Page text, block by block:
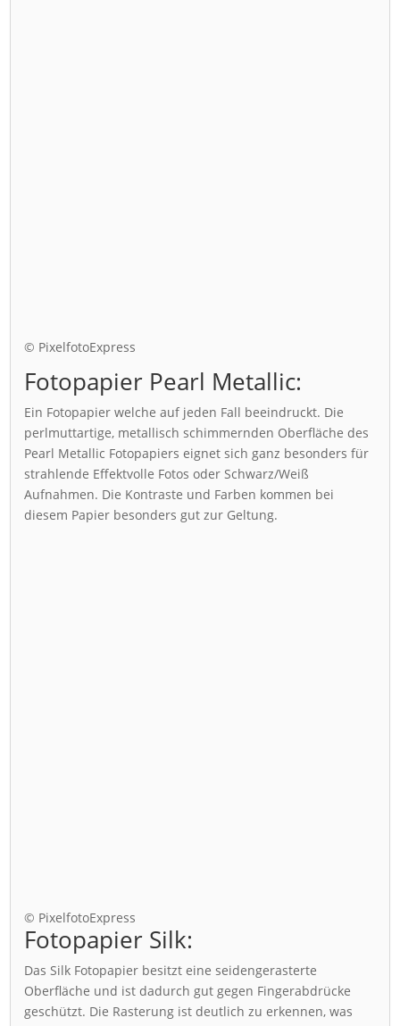
© PixelfotoExpress
Fotopapier Pearl Metallic:
Ein Fotopapier welche auf jeden Fall beeindruckt. Die
perlmuttartige, metallisch schimmernden Oberfläche des
Pearl Metallic Fotopapiers eignet sich ganz besonders für
strahlende Effektvolle Fotos oder Schwarz/Weiß
Aufnahmen. Die Kontraste und Farben kommen bei
diesem Papier besonders gut zur Geltung.
© PixelfotoExpress
Fotopapier Silk:
Das Silk Fotopapier besitzt eine seidengerasterte
Oberfläche und ist dadurch gut gegen Fingerabdrücke
geschützt. Die Rasterung ist deutlich zu erkennen, was